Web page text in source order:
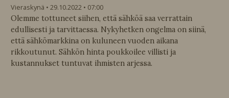
Vieraskynä 29.10.2022
07:00
Olemme tottuneet siihen, että sähköä saa verrattain
edullisesti ja tarvittaessa. Nykyhetken ongelma on siinä,
että sähkömarkkina on kuluneen vuoden aikana
rikkoutunut. Sähkön hinta poukkoilee villisti ja
kustannukset tuntuvat ihmisten arjessa.